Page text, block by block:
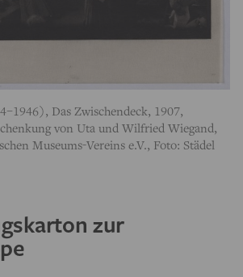
Das Zwischendeck, 1907,
von Uta und Wilfried Wiegand,
Museums-Vereins e.V., Foto: Städel
zur